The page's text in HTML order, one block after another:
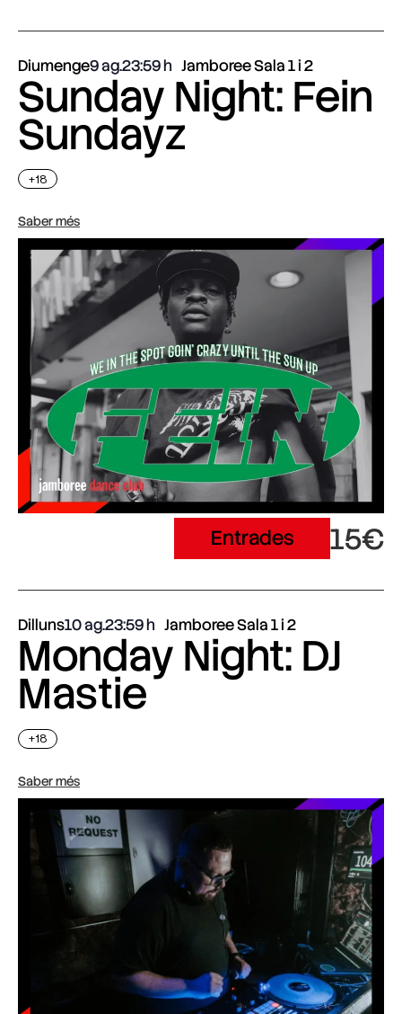
Diumenge9 ag.23:59 Jamboree Sala 1 i 2
Sunday Night: Fein
Sundayz
+18
Saber més
Entrades 15€
Dilluns10 ag.23:59 Jamboree Sala 1 i 2
Monday Night: DJ
Mastie
+18
Saber més